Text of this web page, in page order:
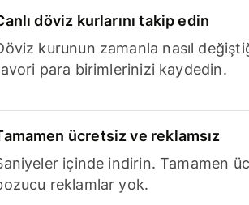
döviz kurlarını takip edin
kurunun zamanla nasıl
para birimlerinizi kaydedin.
ücretsiz ve reklamsız
içinde indirin. Tamamen
reklamlar yok.